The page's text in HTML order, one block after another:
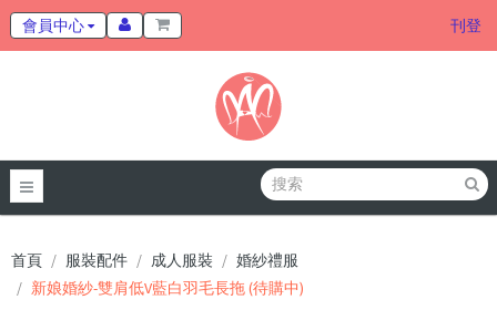
會員中心 刊登
首頁 服裝配件 成人服裝
婚紗禮服
新娘婚紗-雙肩低V藍白羽毛長拖 (待購中)